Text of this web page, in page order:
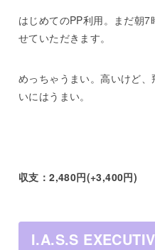
はじめてのPP利用。まだ朝
せていただきます。
めっちゃうまい。高いけど
いにはうまい。
収支：2,480円(+3,400円)
I.A.S.S